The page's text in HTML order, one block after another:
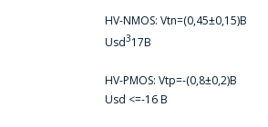
HV-NMOS: Vtn=(0,45±0,15)В
Usd317В
HV-PMOS: Vtp=-(0,8±0,2)В
Usd <=-16 В
Интересующий товар/